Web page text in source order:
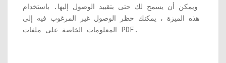
ويمكن أن يسمح لك حتى بتقييد الوصول إليها. باستخدام
هذه الميزة ، يمكنك حظر الوصول غير المرغوب فيه إلى
المعلومات الخاصة على ملفات PDF.